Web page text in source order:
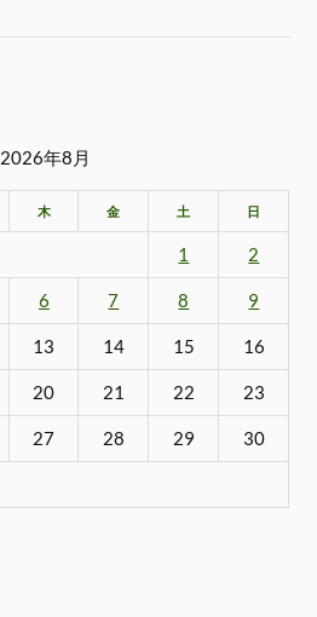
2026年8月
木 金 土 日
1 2
6 7 8 9
13 14 15 16
20 21 22 23
27 28 29 30